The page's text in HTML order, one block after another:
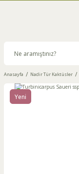
Anasayfa Nadir Tür Kaktüsler
Yeni